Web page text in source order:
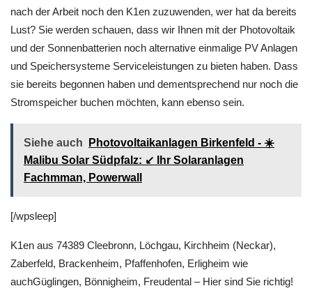
nach der Arbeit noch den K1en zuzuwenden, wer hat da bereits
Lust? Sie werden schauen, dass wir Ihnen mit der Photovoltaik
und der Sonnenbatterien noch alternative einmalige PV Anlagen
und Speichersysteme Serviceleistungen zu bieten haben. Dass
sie bereits begonnen haben und dementsprechend nur noch die
Stromspeicher buchen möchten, kann ebenso sein.
Siehe auch
Photovoltaikanlagen Birkenfeld - ☀️
Malibu Solar Südpfalz: ↙️ Ihr Solaranlagen
Fachmman, Powerwall
[/wpsleep]
K1en aus 74389 Cleebronn, Löchgau, Kirchheim (Neckar),
Zaberfeld, Brackenheim, Pfaffenhofen, Erligheim wie
auchGüglingen, Bönnigheim, Freudental – Hier sind Sie richtig!